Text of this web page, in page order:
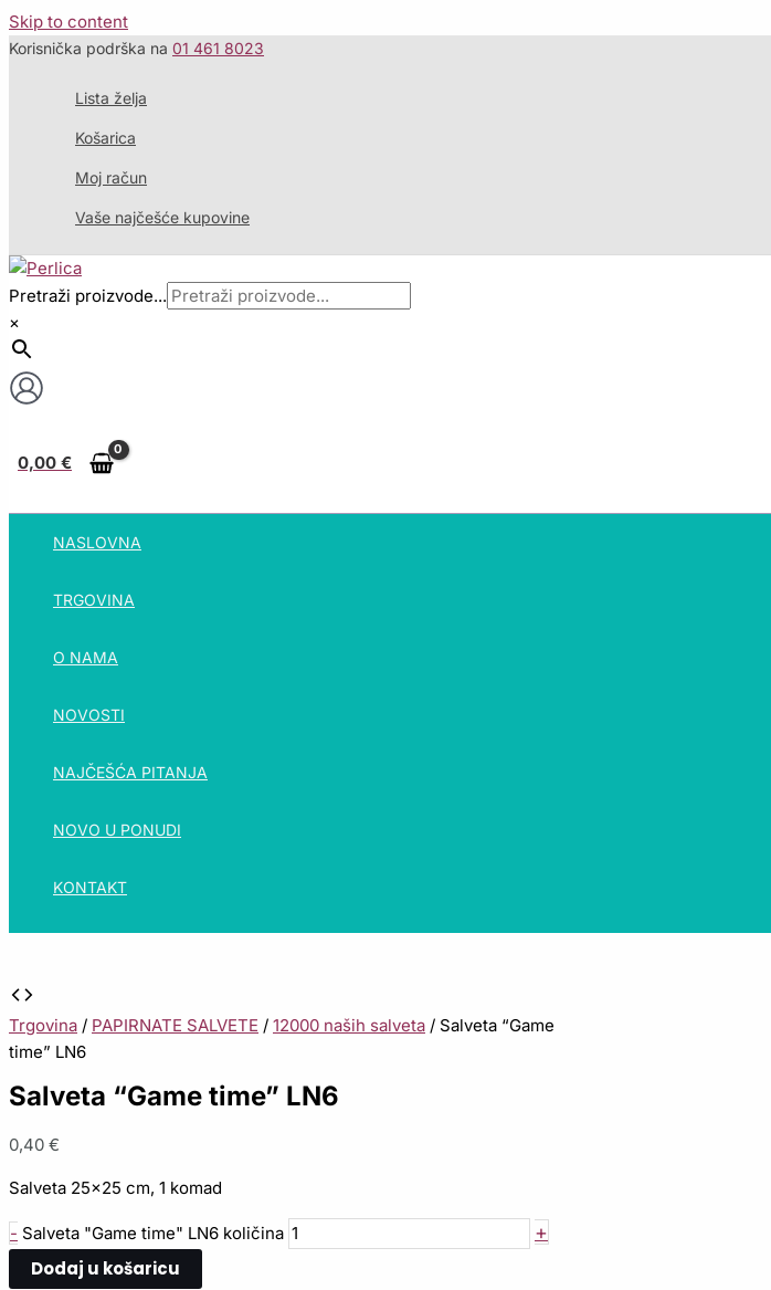
Skip to content
Korisnička podrška na 01 461 8023
Lista želja
Košarica
Moj račun
Vaše najčešće kupovine
Pretraži proizvode...
×
0,00 €
NASLOVNA
TRGOVINA
O NAMA
NOVOSTI
NAJČEŠĆA PITANJA
NOVO U PONUDI
KONTAKT
Trgovina / PAPIRNATE SALVETE / 12000 naših salveta / Salveta “Game
time” LN6
Salveta “Game time” LN6
0,40 €
Salveta 25×25 cm, 1 komad
- Salveta "Game time" LN6 količina
+
Dodaj u košaricu